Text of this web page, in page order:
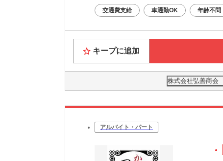
交通費支給 車通勤OK 年齢不問
キープに追加
株式会社弘善商会
アルバイト・パート